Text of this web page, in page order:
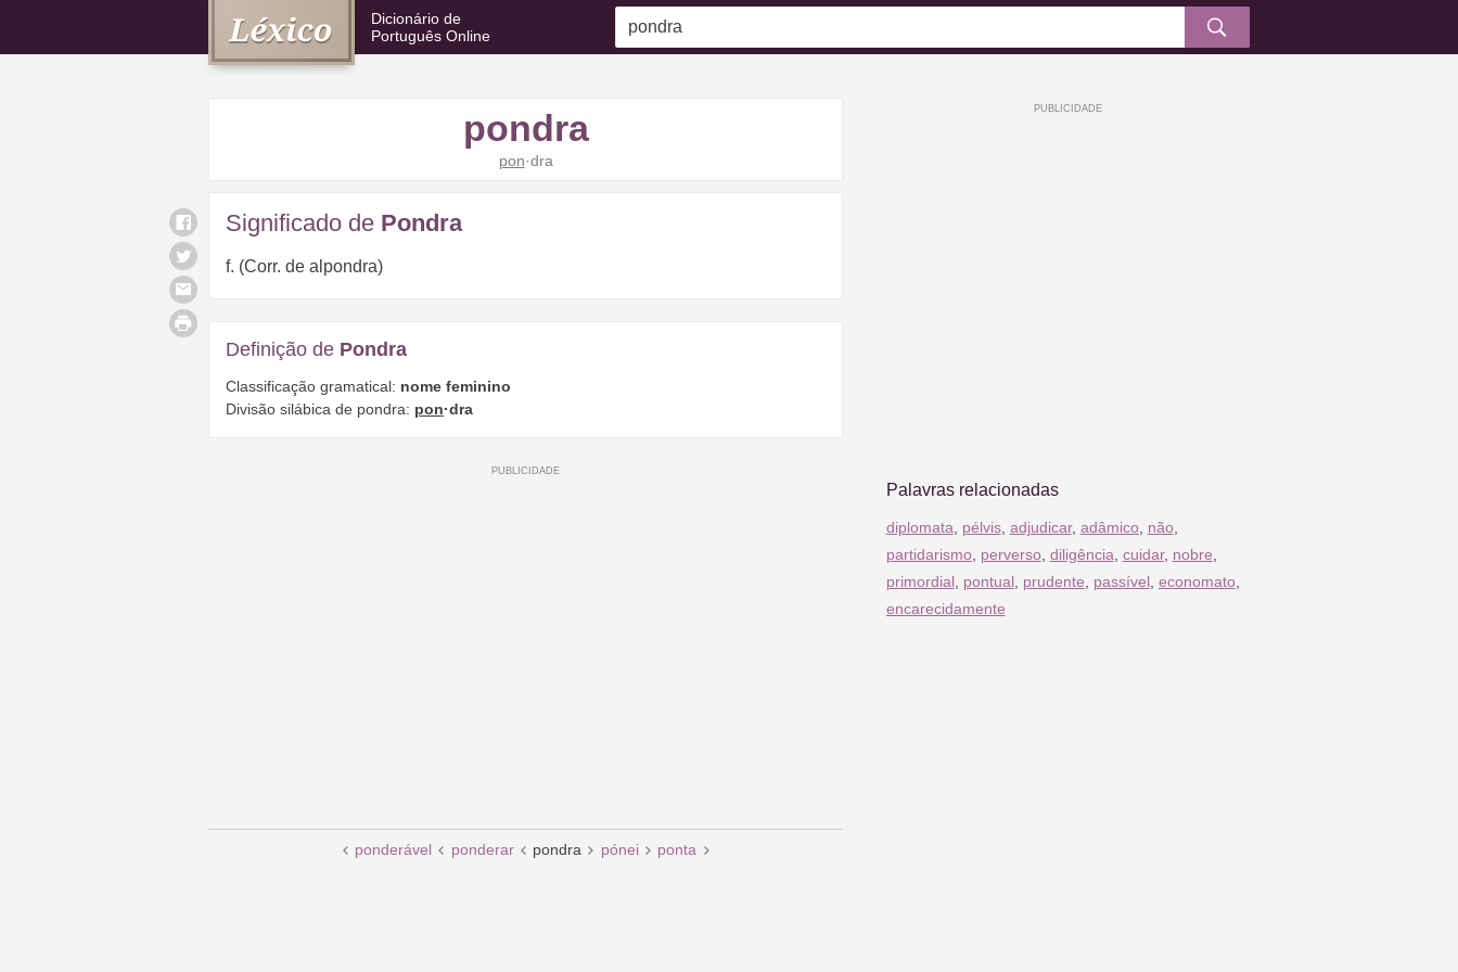
Dicionário de
Português Online
pondra
pon·dra
Significado de Pondra
f. (Corr. de alpondra)
Definição de Pondra
Classificação gramatical: nome feminino
Divisão silábica de pondra: pon·dra
ponderável ponderar pondra pónei ponta
Palavras relacionadas
diplomata pélvis, adjudicar, adâmico, não,
partidarismo, perverso, diligência cuidar, nobre
primordial, pontual, prudente passível, economato,
encarecidamente